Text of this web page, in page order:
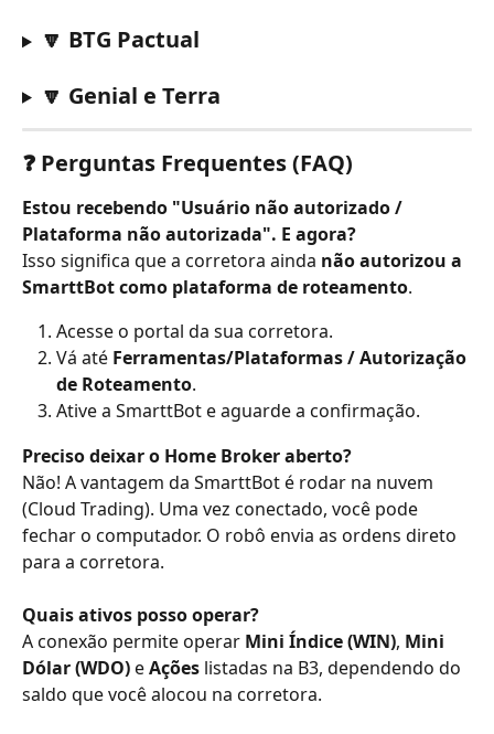
🔽 BTG Pactual
🔽 Genial e Terra
❓ Perguntas Frequentes (FAQ)
Estou recebendo "Usuário não autorizado /
Plataforma não autorizada". E agora?
Isso significa que a corretora ainda não autorizou a
SmarttBot como plataforma de roteamento.
Acesse o portal da sua corretora.
Vá até Ferramentas/Plataformas / Autorização
de Roteamento.
Ative a SmarttBot e aguarde a confirmação.
Preciso deixar o Home Broker aberto?
Não! A vantagem da SmarttBot é rodar na nuvem
(Cloud Trading). Uma vez conectado, você pode
fechar o computador. O robô envia as ordens direto
para a corretora.
Quais ativos posso operar?
A conexão permite operar Mini Índice (WIN), Mini
Dólar (WDO) e Ações listadas na B3, dependendo do
saldo que você alocou na corretora.